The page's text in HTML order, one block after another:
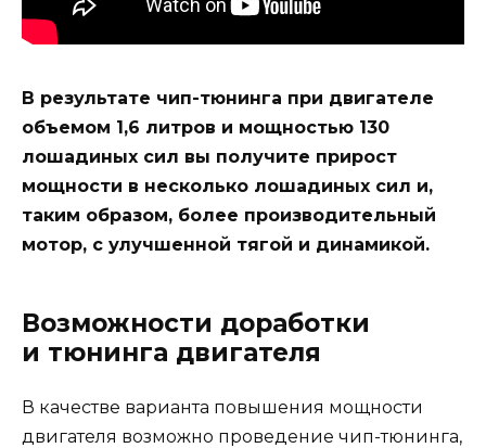
В результате чип-тюнинга при двигателе
объемом 1,6 литров и мощностью 130
лошадиных сил вы получите прирост
мощности в несколько лошадиных сил и,
таким образом, более производительный
мотор, с улучшенной тягой и динамикой.
Возможности доработки
и тюнинга двигателя
В качестве варианта повышения мощности
двигателя возможно проведение чип-тюнинга,